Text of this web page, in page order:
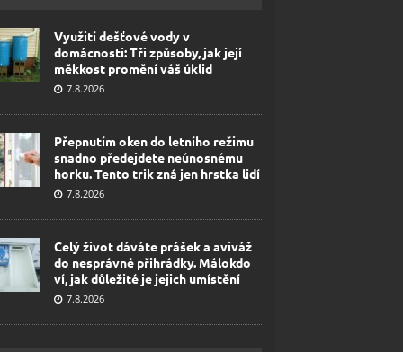
Využití dešťové vody v
domácnosti: Tři způsoby, jak její
měkkost promění váš úklid
7.8.2026
Přepnutím oken do letního režimu
snadno předejdete neúnosnému
horku. Tento trik zná jen hrstka lidí
7.8.2026
Celý život dáváte prášek a aviváž
do nesprávné přihrádky. Málokdo
ví, jak důležité je jejich umístění
7.8.2026